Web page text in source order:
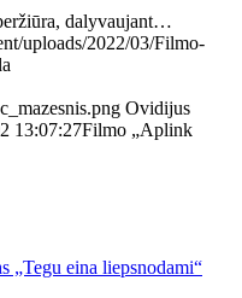
dalyvaujant…
uploads/2022/03/Filmo-
Ovidijus
13:07:27Filmo „Aplink